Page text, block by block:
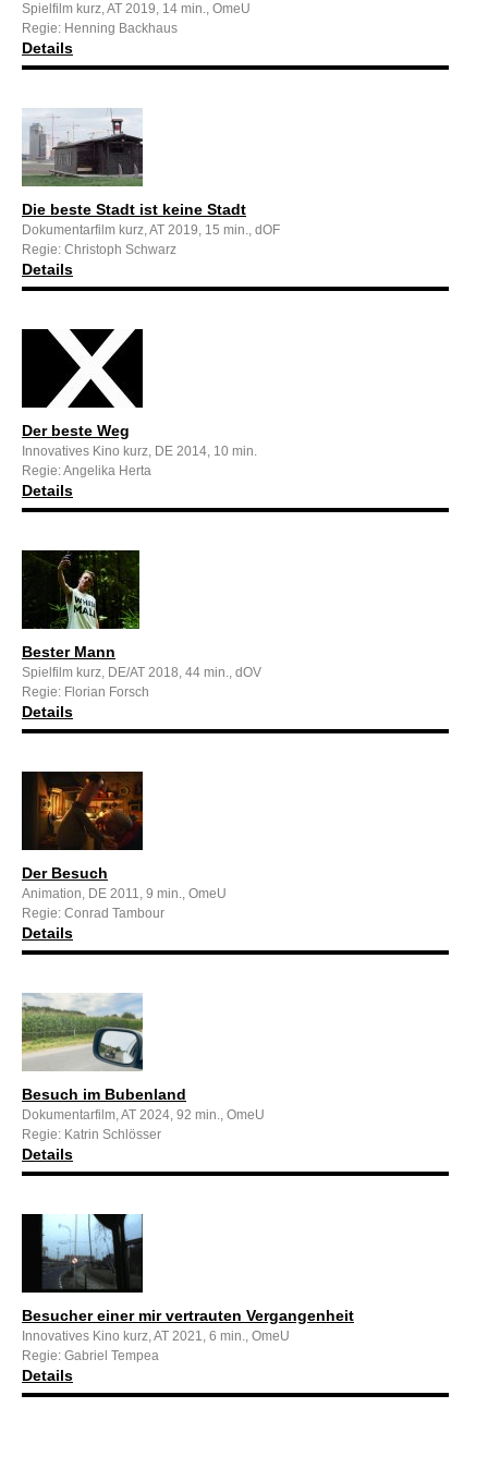
Spielfilm kurz, AT 2019, 14 min., OmeU
Regie: Henning Backhaus
Details
Die beste Stadt ist keine Stadt
Dokumentarfilm kurz, AT 2019, 15 min., dOF
Regie: Christoph Schwarz
Details
Der beste Weg
Innovatives Kino kurz, DE 2014, 10 min.
Regie: Angelika Herta
Details
Bester Mann
Spielfilm kurz, DE/AT 2018, 44 min., dOV
Regie: Florian Forsch
Details
Der Besuch
Animation, DE 2011, 9 min., OmeU
Regie: Conrad Tambour
Details
Besuch im Bubenland
Dokumentarfilm, AT 2024, 92 min., OmeU
Regie: Katrin Schlösser
Details
Besucher einer mir vertrauten Vergangenheit
Innovatives Kino kurz, AT 2021, 6 min., OmeU
Regie: Gabriel Tempea
Details